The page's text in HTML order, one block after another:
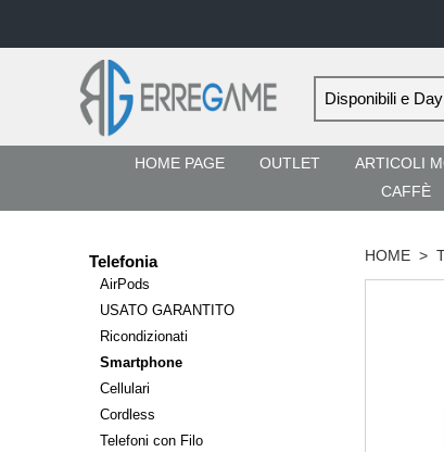
HOME PAGE OUTLET ARTICOLI
CAFFÈ
Telefonia
AirPods
USATO GARANTITO
Ricondizionati
Smartphone
Cellulari
Cordless
Telefoni con Filo
HOME >